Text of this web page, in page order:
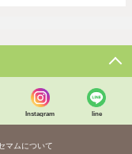
Instagram line
マムについて